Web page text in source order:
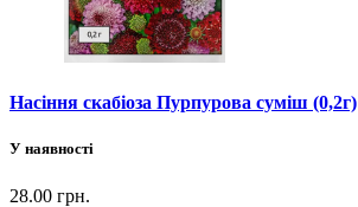
Насіння скабіоза Пурпурова суміш (0,2г)
У наявності
28.00 грн.